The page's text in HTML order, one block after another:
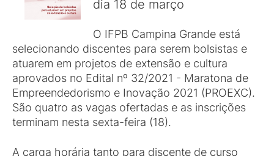
dia 18 de março
O IFPB Campina Grande está
selecionando discentes para serem bolsistas e
atuarem em projetos de extensão e cultura
aprovados no Edital nº 32/2021 - Maratona de
Empreendedorismo e Inovação 2021 (PROEXC).
São quatro as vagas ofertadas e as inscrições
terminam nesta sexta-feira (18).
A carga horária tanto para discente de curso